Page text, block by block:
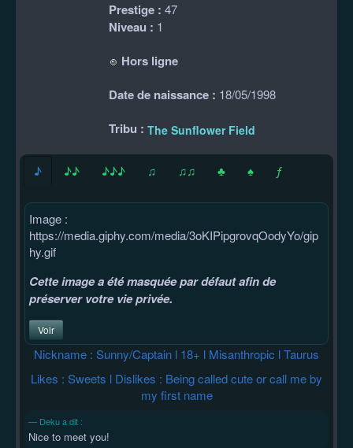
Prestige : 47
Niveau : 1
Hors ligne
Date de naissance : 18/05/1998
Tribu : The Sunflower Field
♪ ♪♪ ♪♪♪ ♫ ♫♫ ♣ ♠ ƒ
Image :
https://media.giphy.com/media/3oKIPipgrovqOodyYo/gip
hy.gif
Cette image a été masquée par défaut afin de
préserver votre vie privée.
Voir
Nickname : Sunny/Captain l 18+ l Misanthropic l Taurus
Likes : Sweets l Dislikes : Being called cute or call me by
my first name
Deku a dit :
Nice to meet you!